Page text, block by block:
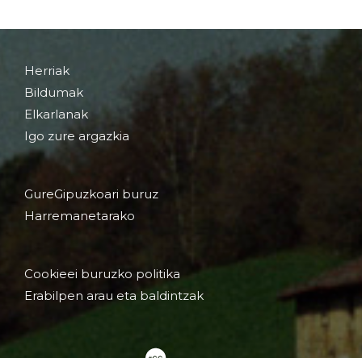
Herriak
Bildumak
Elkarlanak
Igo zure argazkia
GureGipuzkoari buruz
Harremanetarako
Cookieei buruzko politika
Erabilpen arau eta baldintzak